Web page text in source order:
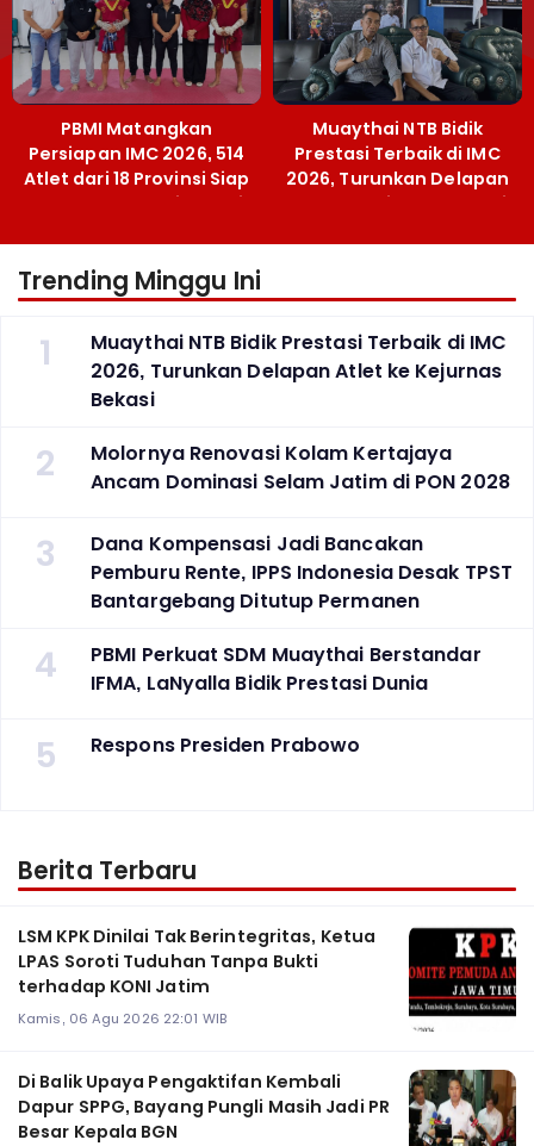
PBMI Matangkan
Persiapan IMC 2026, 514
Atlet dari 18 Provinsi Siap
Berlaga Besok di Bekasi
Muaythai NTB Bidik
Prestasi Terbaik di IMC
2026, Turunkan Delapan
Atlet ke Kejurnas Bekasi
Trending Minggu Ini
1
Muaythai NTB Bidik Prestasi Terbaik di IMC
2026, Turunkan Delapan Atlet ke Kejurnas
Bekasi
2
Molornya Renovasi Kolam Kertajaya
Ancam Dominasi Selam Jatim di PON 2028
3
Dana Kompensasi Jadi Bancakan
Pemburu Rente, IPPS Indonesia Desak TPST
Bantargebang Ditutup Permanen
4
PBMI Perkuat SDM Muaythai Berstandar
IFMA, LaNyalla Bidik Prestasi Dunia
5 Respons Presiden Prabowo
Berita Terbaru
LSM KPK Dinilai Tak Berintegritas, Ketua
LPAS Soroti Tuduhan Tanpa Bukti
terhadap KONI Jatim
Kamis, 06 Agu 2026 22:01 WIB
Di Balik Upaya Pengaktifan Kembali
Dapur SPPG, Bayang Pungli Masih Jadi PR
Besar Kepala BGN